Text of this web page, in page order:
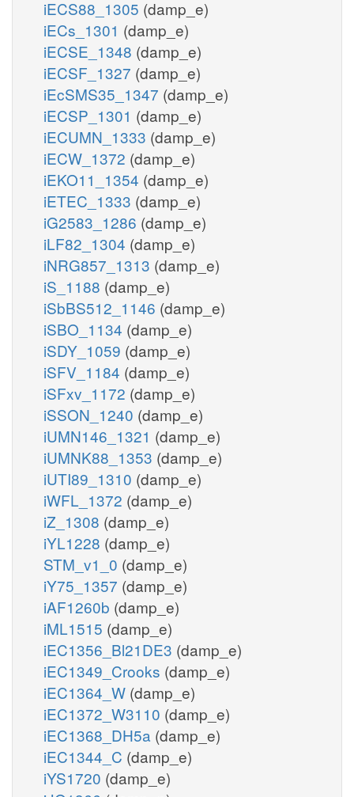
iECS88_1305 (damp_e)
iECs_1301 (damp_e)
iECSE_1348 (damp_e)
iECSF_1327 (damp_e)
iEcSMS35_1347 (damp_e)
iECSP_1301 (damp_e)
iECUMN_1333 (damp_e)
iECW_1372 (damp_e)
iEKO11_1354 (damp_e)
iETEC_1333 (damp_e)
iG2583_1286 (damp_e)
iLF82_1304 (damp_e)
iNRG857_1313 (damp_e)
iS_1188 (damp_e)
iSbBS512_1146 (damp_e)
iSBO_1134 (damp_e)
iSDY_1059 (damp_e)
iSFV_1184 (damp_e)
iSFxv_1172 (damp_e)
iSSON_1240 (damp_e)
iUMN146_1321 (damp_e)
iUMNK88_1353 (damp_e)
iUTI89_1310 (damp_e)
iWFL_1372 (damp_e)
iZ_1308 (damp_e)
iYL1228 (damp_e)
STM_v1_0 (damp_e)
iY75_1357 (damp_e)
iAF1260b (damp_e)
iML1515 (damp_e)
iEC1356_Bl21DE3 (damp_e)
iEC1349_Crooks (damp_e)
iEC1364_W (damp_e)
iEC1372_W3110 (damp_e)
iEC1368_DH5a (damp_e)
iEC1344_C (damp_e)
iYS1720 (damp_e)